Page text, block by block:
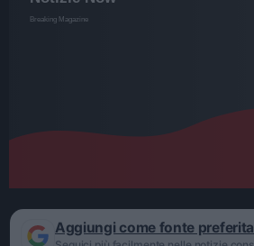
Aggiungi come fonte